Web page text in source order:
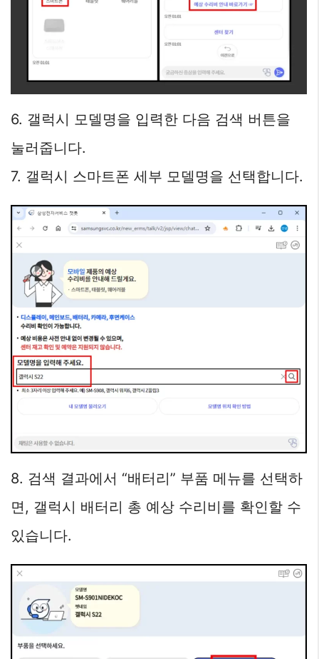
6. 갤럭시 모델명을 입력한 다음 검색 버튼을
눌러줍니다.
7. 갤럭시 스마트폰 세부 모델명을 선택합니다.
8. 검색 결과에서 “배터리” 부품 메뉴를 선택하
면, 갤럭시 배터리 총 예상 수리비를 확인할 수
있습니다.